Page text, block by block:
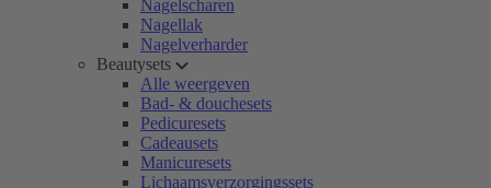
Nagelscharen
Nagellak
Nagelverharder
Beautysets
Alle weergeven
Bad- & douchesets
Pedicuresets
Cadeausets
Manicuresets
Lichaamsverzorgingssets